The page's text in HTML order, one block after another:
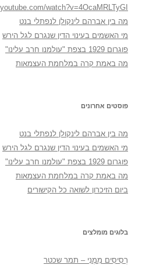
watch?v=4OcaMRLTyGI
מה בין אברהם לינקולן לנפתלי בנט
מי האשמים בעינוי הדין שנגרם לגל הירש
פוגרום 1929 בצפת "עולמנו חרב עלינו"
מה באמת קרה במלחמת העצמאות
פוסטים אחרונים
מה בין אברהם לינקולן לנפתלי בנט
מי האשמים בעינוי הדין שנגרם לגל הירש
פוגרום 1929 בצפת "עולמנו חרב עלינו"
מה באמת קרה במלחמת העצמאות
ביום הזיכרון לשואה כל הקישורים
בלוגים מומלצים
רְסִיסִים מִמֶנִי – תמר שכטר